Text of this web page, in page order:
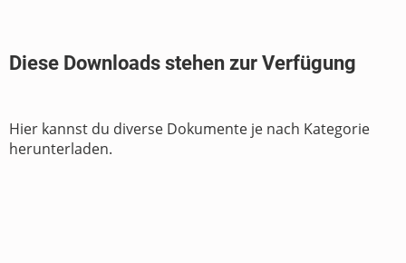
Diese Downloads stehen zur Verfügung
Hier kannst du diverse Dokumente je nach Kategorie
herunterladen.